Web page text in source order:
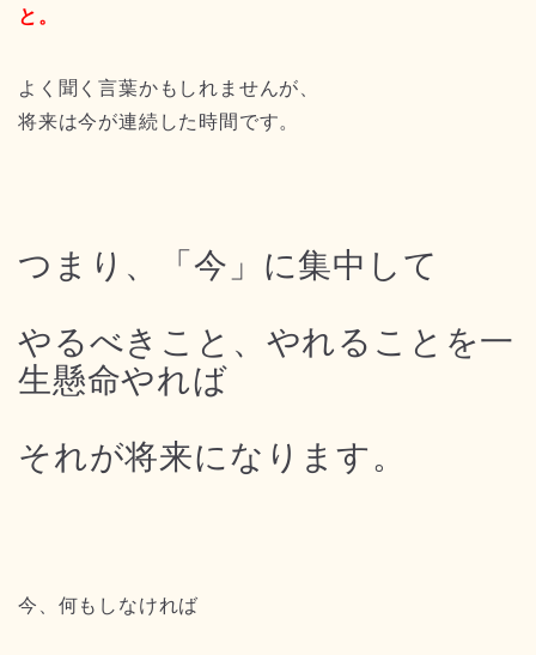
と。
よく聞く言葉かもしれませんが、
将来は今が連続した時間です。
つまり、「今」に集中して
やるべきこと、やれることを一
生懸命やれば
それが将来になります。
今、何もしなければ